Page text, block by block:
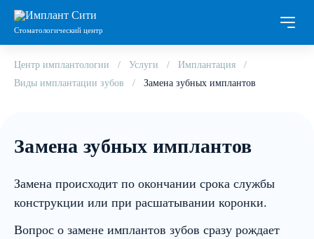
Стоматологический центр
Центр имплантологии Услуги
Имплантация
Виды имплантации зубов
Замена зубных имплантов
Замена зубных имплантов
Замена происходит по окончании срока службы
конструкции или при расшатывании коронки.
Вопрос о замене имплантов зубов сразу рождает